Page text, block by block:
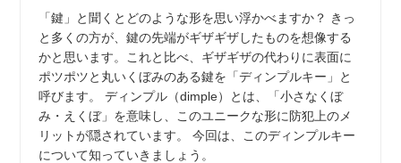
「鍵」と聞くとどのような形を思い浮かべますか？ きっ
と多くの方が、鍵の先端がギザギザしたものを想像する
かと思います。これと比べ、ギザギザの代わりに表面に
ポツポツと丸いくぼみのある鍵を「ディンプルキー」と
呼びます。 ディンプル（dimple）とは、「小さなくぼ
み・えくぼ」を意味し、このユニークな形に防犯上のメ
リットが隠されています。 今回は、このディンプルキー
について知っていきましょう。